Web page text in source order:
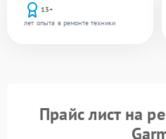
13+
лет опыта в ремонте техники
Прайс лист на